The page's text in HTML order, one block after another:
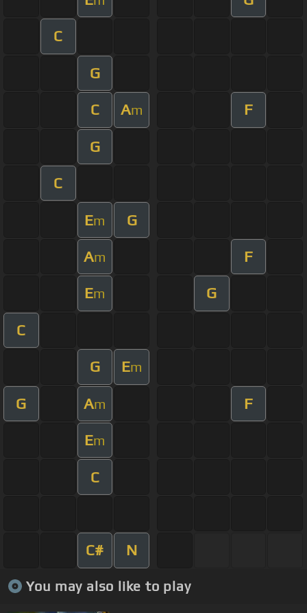
C
G
C Am F
G
C
Em G
Am F
Em G
C
G Em
G Am F
Em
C
C# N
You may also like to play